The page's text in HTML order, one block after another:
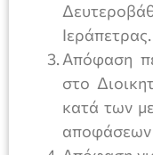
Ιεράπετρας.
Απόφαση
στο
κατά των
αποφάσεων